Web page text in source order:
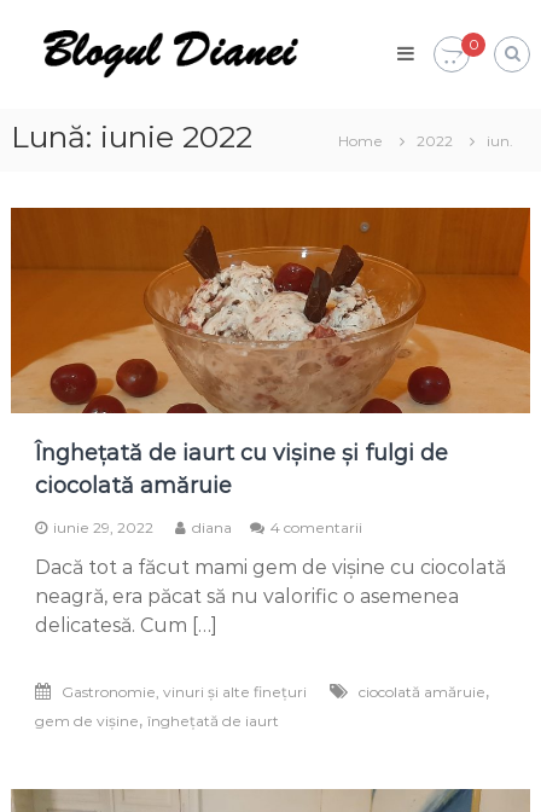
content
Blogul
Dianei
opinie,
călătorii
finețuri
0
Lună: iunie 2022 Home 2022 iun.
Înghețată de iaurt cu vișine și fulgi de
ciocolată amăruie
iunie 29, 2022 diana 4 comentarii
de
iaurt
de
Dacă tot a făcut mami gem de vișine cu ciocolată
neagră, era păcat să nu valorific o asemenea
delicatesă. Cum […]
Gastronomie, vinuri și alte finețuri ciocolată amăruie,
gem de vișine, înghețată de iaurt